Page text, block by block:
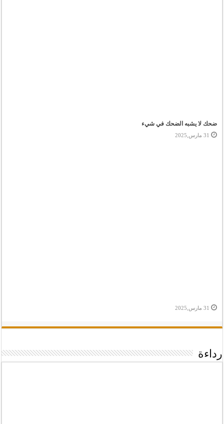
ضحك لا يشبه الضحك في شيء
31 مارس,2025
31 مارس,2025
رداءة